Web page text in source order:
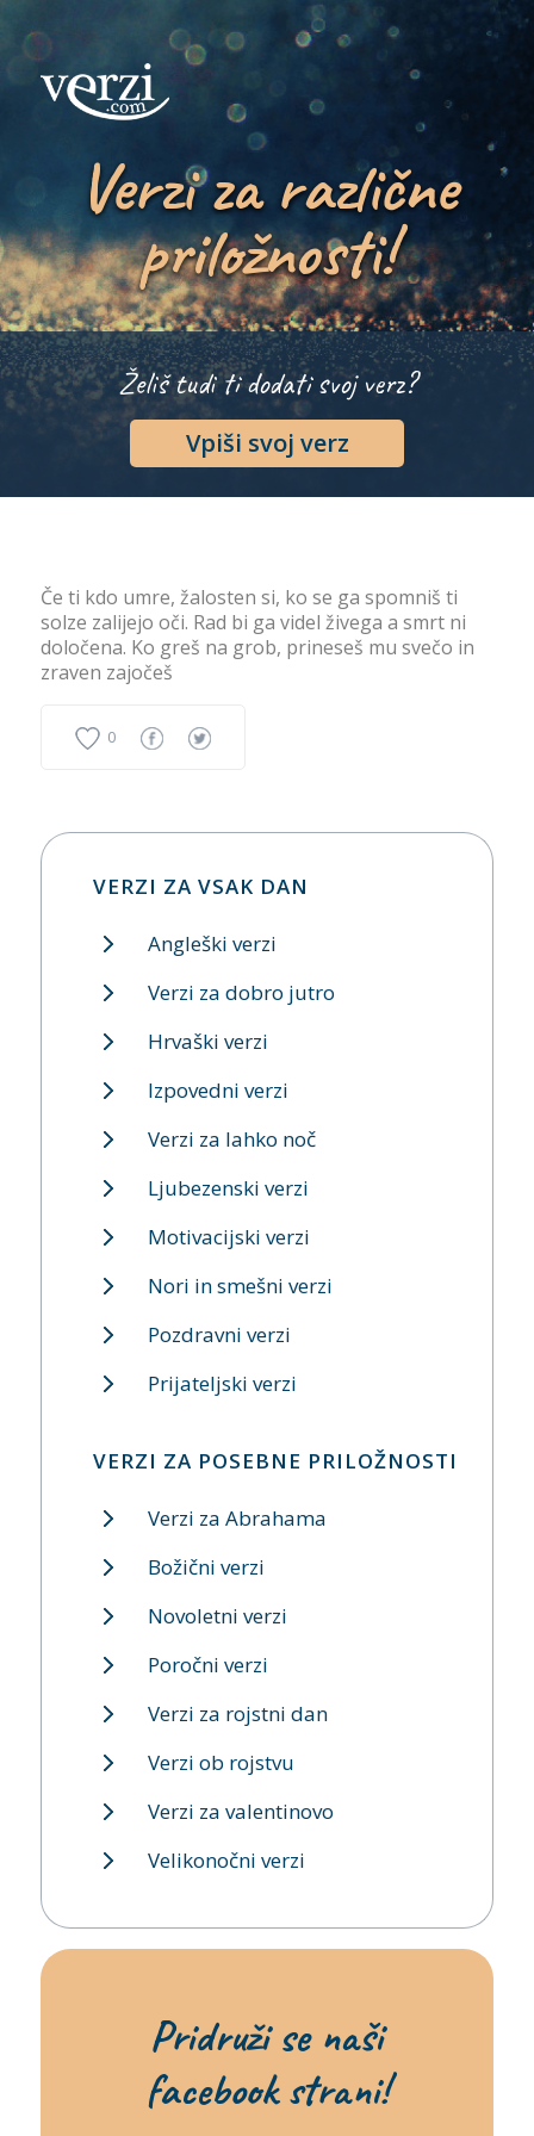
Verzi za različne
priložnosti!
Želiš tudi ti dodati svoj verz?
Vpiši svoj verz
Če ti kdo umre, žalosten si, ko se ga spomniš ti
solze zalijejo oči. Rad bi ga videl živega a smrt ni
določena. Ko greš na grob, prineseš mu svečo in
zraven zajočeš
0
VERZI ZA VSAK DAN
Angleški verzi
Verzi za dobro jutro
Hrvaški verzi
Izpovedni verzi
Verzi za lahko noč
Ljubezenski verzi
Motivacijski verzi
Nori in smešni verzi
Pozdravni verzi
Prijateljski verzi
VERZI ZA POSEBNE PRILOŽNOSTI
Verzi za Abrahama
Božični verzi
Novoletni verzi
Poročni verzi
Verzi za rojstni dan
Verzi ob rojstvu
Verzi za valentinovo
Velikonočni verzi
Pridruži se naši
facebook strani!